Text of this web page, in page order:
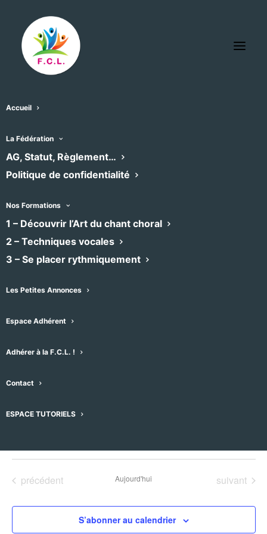
Accueil
La Fédération
AG, Statut, Règlement…
Politique de confidentialité
Nos Formations
1 – Découvrir l’Art du chant choral
2 – Techniques vocales
3 – Se placer rythmiquement
Les Petites Annonces
Espace Adhérent
Adhérer à la F.C.L. !
Contact
ESPACE TUTORIELS
Eglise St charles NIMES
Adresse
Recevoir l’Itinéraire à suivre
Téléphone
0466676366
Site
web
http://evsommieres.wixsite.com/evs-30250
Évènements pour ce lieu
Notice
Sélectionnez
uneÉvènements
précédent Aujourd'hui suivant
S’abonner au calendrier